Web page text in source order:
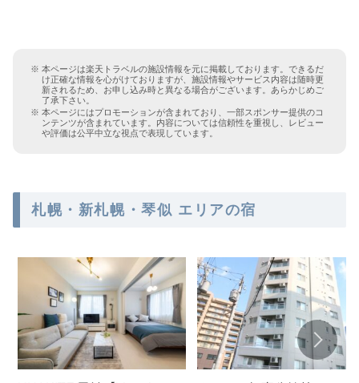
本ページは楽天トラベルの施設情報を元に掲載しております。できるだ
け正確な情報を心がけておりますが、施設情報やサービス内容は随時更
新されるため、お申し込み時と異なる場合がございます。あらかじめご
了承下さい。
本ページにはプロモーションが含まれており、一部スポンサー提供のコ
ンテンツが含まれています。内容については信頼性を重視し、レビュー
や評価は公平中立な視点で表現しています。
札幌・新札幌・琴似 エリアの宿